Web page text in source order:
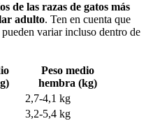
de las razas de gatos más
adulto. Ten en cuenta que
variar incluso dentro de
Peso medio
hembra (kg)
2,7-4,1 kg
3,2-5,4 kg